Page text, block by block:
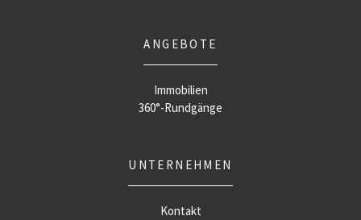
ANGEBOTE
Immobilien
360°-Rundgänge
UNTERNEHMEN
Kontakt